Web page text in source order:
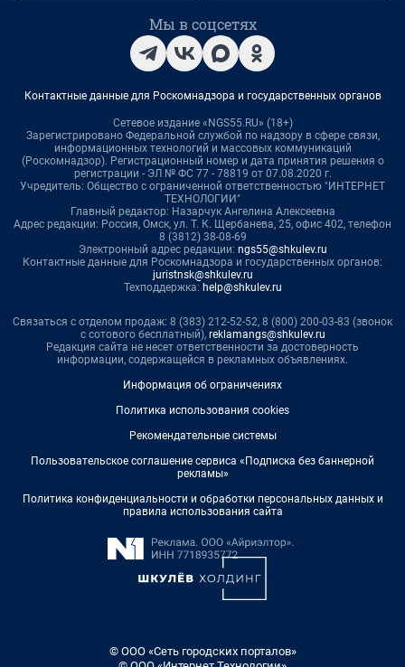
Мы в соцсетях
Контактные данные для Роскомнадзора и государственных органов
Сетевое издание «NGS55.RU» (18+)
Зарегистрировано Федеральной службой по надзору в сфере связи,
информационных технологий и массовых коммуникаций
(Роскомнадзор). Регистрационный номер и дата принятия решения о
регистрации - ЭЛ № ФС 77 - 78819 от 07.08.2020 г.
Учредитель: Общество с ограниченной ответственностью "ИНТЕРНЕТ
ТЕХНОЛОГИИ"
Главный редактор: Назарчук Ангелина Алексеевна
Адрес редакции: Россия, Омск, ул. Т. К. Щербанева, 25, офис 402, телефон
8 (3812) 38-08-69
Электронный адрес редакции: ngs55@shkulev.ru
Контактные данные для Роскомнадзора и государственных органов:
juristnsk@shkulev.ru
Техподдержка: help@shkulev.ru
Связаться с отделом продаж: 8 (383) 212-52-52, 8 (800) 200-03-83 (звонок
с сотового бесплатный), reklamangs@shkulev.ru
Редакция сайта не несет ответственности за достоверность
информации, содержащейся в рекламных объявлениях.
Информация об ограничениях
Политика использования cookies
Рекомендательные системы
Пользовательское соглашение сервиса «Подписка без баннерной
рекламы»
Политика конфиденциальности и обработки персональных данных и
правила использования сайта
© ООО «Сеть городских порталов»